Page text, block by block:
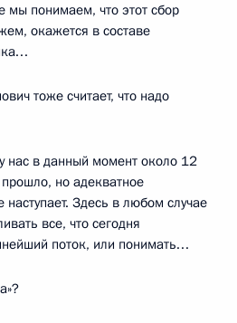
мы понимаем, что этот сбор
окажется в составе
тоже считает, что надо
нас в данный момент около 12
но адекватное
Здесь в любом случае
все, что сегодня
поток, или понимать…